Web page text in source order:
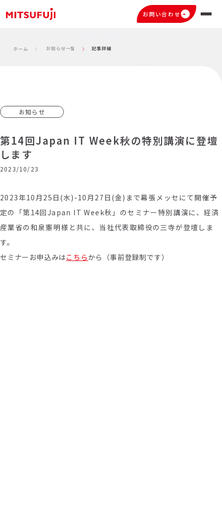
お問い合わせ
ホーム お知らせ一覧 記事詳細
お知らせ
第14回Japan IT Week秋の特別講演に登壇
します
2023/10/23
2023年10月25日(水)-10月27日(金)まで幕張メッセにて開催予
定の「第14回Japan IT Week秋」のセミナー特別講演に、経済
産業省の和泉憲明様と共に、当社代表取締役の三寺が登壇しま
す。
セミナーお申込みはこちらから（事前登録制です）